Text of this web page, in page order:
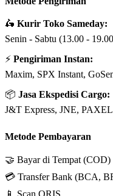
🛵 Kurir Toko Sameday:
Senin - Sabtu (13.00 -
⚡ Pengiriman Instan:
Maxim, SPX Instant,
📦 Jasa Ekspedisi Cargo:
J&T Express, JNE,
Metode Pembayaran
🤝 Bayar di Tempat (COD)
💳 Transfer Bank (BCA,
📱 Scan QRIS